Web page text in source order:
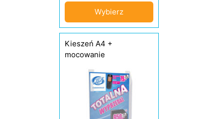
Wybierz
Kieszeń A4 +
mocowanie